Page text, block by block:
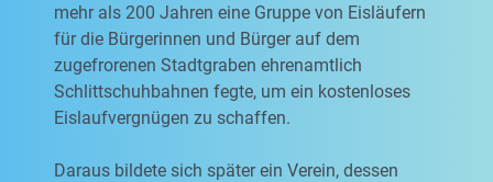
mehr als 200 Jahren eine Gruppe von Eisläufern
für die Bürgerinnen und Bürger auf dem
zugefrorenen Stadtgraben ehrenamtlich
Schlittschuhbahnen fegte, um ein kostenloses
Eislaufvergnügen zu schaffen.
Daraus bildete sich später ein Verein, dessen